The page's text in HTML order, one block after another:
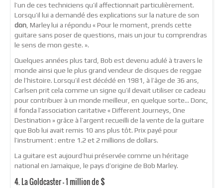
l’un de ces techniciens qu’il affectionnait particulièrement.
Lorsqu’il lui a demandé des explications sur la nature de son
don , Marley lui a répondu « Pour le moment, prends cette
guitare sans poser de questions, mais un jour tu comprendras
le sens de mon geste. ».
Quelques années plus tard, Bob est devenu adulé à travers le
monde ainsi que le plus grand vendeur de disques de reggae
de l’histoire. Lorsqu’il est décédé en 1981, à l’âge de 36 ans,
Carlsen prit cela comme un signe qu’il devait utiliser ce cadeau
pour contribuer à un monde meilleur, en quelque sorte… Donc,
il fonda l’association caritative « Different Journeys, One
Destination » grâce à l’argent recueilli de la vente de la guitare
que Bob lui avait remis 10 ans plus tôt. Prix payé pour
l’instrument : entre 1.2 et 2 millions de dollars.
La guitare est aujourd’hui préservée comme un héritage
national en Jamaïque, le pays d’origine de Bob Marley.
4. La Goldcaster – 1 million de $